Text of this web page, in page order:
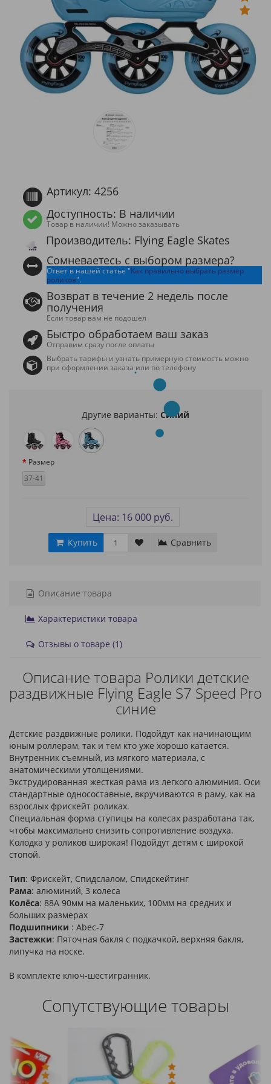
Артикул: 4256
Доступность: В наличии
Товар в наличии! Можно заказывать
Производитель: Flying Eagle Skates
Сомневаетесь с выбором размера?
Ответ в нашей статье "Как правильно выбрать размер
роликов".
Возврат в течение 2 недель после
получения
Если товар вам не подошел
Быстро обработаем ваш заказ
Отправим сразу после оплаты
Выбрать тарифы и узнать примерную стоимость можно
при оформлении заказа или по телефону
Другие варианты: Синий
Размер
37-41
Цена: 16 000 руб.
Купить Сравнить
Описание товара
Характеристики товара
Отзывы о товаре (1)
Описание товара Ролики детские
раздвижные Flying Eagle S7 Speed Pro
синие
Детские раздвижные ролики. Подойдут как начинающим
юным роллерам, так и тем кто уже хорошо катается.
Внутренник съемный, из мягкого материала, с
анатомическими утолщениями.
Экструдированная жесткая рама из легкого алюминия. Оси
стандартные односоставные, вкручиваются в раму, как на
взрослых фрискейт роликах.
Специальная форма ступицы на колесах разработана так,
чтобы максимально снизить сопротивление воздуха.
Колодка у роликов широкая! Подойдут детям с широкой
стопой.
Тип: Фрискейт, Спидслалом, Спидскейтинг
Рама: алюминий, 3 колеса
Колёса: 88А 90мм на маленьких, 100мм на средних и
больших размерах
Подшипники : Abec-7
Застежки: Пяточная бакля с подкачкой, верхняя бакля,
липучка на носке.
В комплекте ключ-шестигранник.
Сопутствующие товары